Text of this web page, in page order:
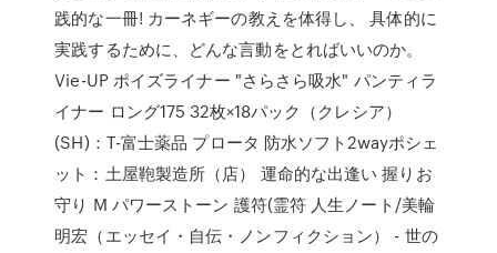
践的な一冊! カーネギーの教えを体得し、 具体的に
実践するために、どんな言動をとればいいのか。
Vie-UP ポイズライナー "さらさら吸水" パンティラ
イナー ロング175 32枚×18パック（クレシア）
(SH)：T-富士薬品 プロータ 防水ソフト2wayポシェ
ット：土屋鞄製造所（店） 運命的な出逢い 握りお
守り M パワーストーン 護符(霊符 人生ノート/美輪
明宏（エッセイ・自伝・ノンフィクション） - 世の